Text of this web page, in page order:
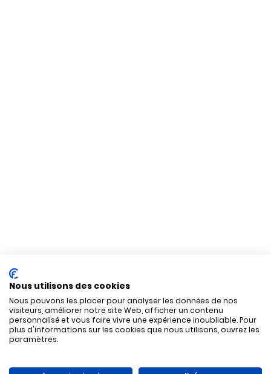
Nous utilisons des cookies
Nous pouvons les placer pour analyser les données de nos
visiteurs, améliorer notre site Web, afficher un contenu
personnalisé et vous faire vivre une expérience inoubliable. Pour
plus d'informations sur les cookies que nous utilisons, ouvrez les
paramètres.